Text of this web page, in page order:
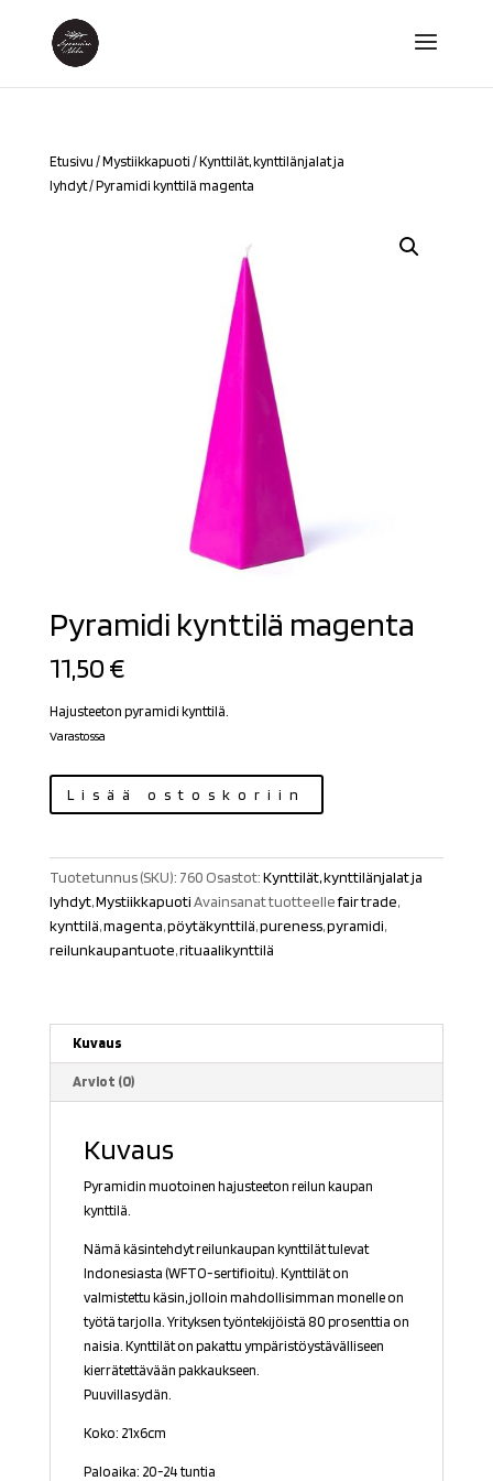
Etusivu /Mystiikkapuoti /Kynttilät, kynttilänjalat ja
lyhdyt/ Pyramidi kynttilä magenta
Pyramidi kynttilä magenta
11,50€
Hajusteeton pyramidi kynttilä.
Varastossa
kynttilä
määrä
Lisää ostoskoriin
Tuotetunnus (SKU): 760 Osastot:Kynttilät, kynttilänjalat ja
lyhdyt,MystiikkapuotiAvainsanat tuotteellefair trade,
kynttilä,magenta,pöytäkynttilä,pureness,pyramidi,
reilunkaupantuote,rituaalikynttilä
Kuvaus
Arviot (0)
Kuvaus
Pyramidin muotoinen hajusteeton reilun kaupan
kynttilä.
Nämä käsintehdyt reilunkaupan kynttilät tulevat
Indonesiasta (WFTO-sertifioitu). Kynttilät on
valmistettu käsin, jolloin mahdollisimman monelle on
työtä tarjolla. Yrityksen työntekijöistä 80 prosenttia on
naisia. Kynttilät on pakattu ympäristöystävälliseen
kierrätettävään pakkaukseen.
Puuvillasydän.
Koko: 21x6cm
Paloaika: 20-24 tuntia